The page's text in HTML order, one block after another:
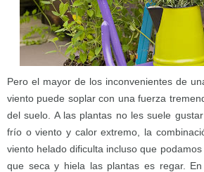
Pero el mayor de los inconvenientes de
viento puede soplar con una fuerza
del suelo. A las plantas no les suele
frío o viento y calor extremo, la
viento helado dificulta incluso que
que seca y hiela las plantas es regar.